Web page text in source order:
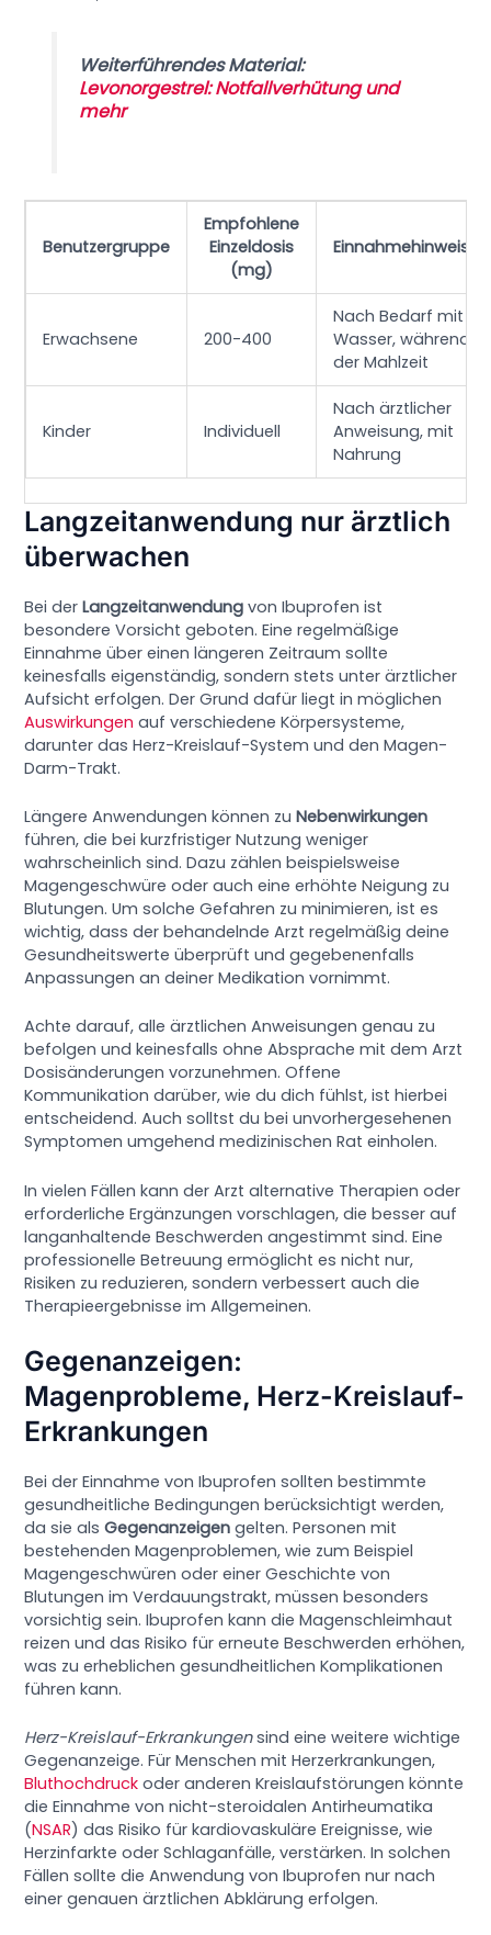
Weiterführendes Material:
Levonorgestrel: Notfallverhütung und
mehr
Benutzergruppe
Empfohlene
Einzeldosis
(mg)
Einnahmehinweise
Erwachsene 200-400
Nach Bedarf mit
Wasser, während
der Mahlzeit
Kinder Individuell
Nach ärztlicher
Anweisung, mit
Nahrung
Langzeitanwendung nur ärztlich
überwachen
Bei derLangzeitanwendung von Ibuprofen ist
besondere Vorsicht geboten. Eine regelmäßige
Einnahme über einen längeren Zeitraum sollte
keinesfalls eigenständig, sondern stets unter ärztlicher
Aufsicht erfolgen. Der Grund dafür liegt in möglichen
Auswirkungen auf verschiedene Körpersysteme,
darunter das Herz-Kreislauf-System und den Magen-
Darm-Trakt.
Längere Anwendungen können zuNebenwirkungen
führen, die bei kurzfristiger Nutzung weniger
wahrscheinlich sind. Dazu zählen beispielsweise
Magengeschwüre oder auch eine erhöhte Neigung zu
Blutungen. Um solche Gefahren zu minimieren, ist es
wichtig, dass der behandelnde Arzt regelmäßig deine
Gesundheitswerte überprüft und gegebenenfalls
Anpassungen an deiner Medikation vornimmt.
Achte darauf, alle ärztlichen Anweisungen genau zu
befolgen und keinesfalls ohne Absprache mit dem Arzt
Dosisänderungen vorzunehmen. Offene
Kommunikation darüber, wie du dich fühlst, ist hierbei
entscheidend. Auch solltst du bei unvorhergesehenen
Symptomen umgehend medizinischen Rat einholen.
In vielen Fällen kann der Arzt alternative Therapien oder
erforderliche Ergänzungen vorschlagen, die besser auf
langanhaltende Beschwerden angestimmt sind. Eine
professionelle Betreuung ermöglicht es nicht nur,
Risiken zu reduzieren, sondern verbessert auch die
Therapieergebnisse im Allgemeinen.
Gegenanzeigen:
Magenprobleme, Herz-Kreislauf-
Erkrankungen
Bei der Einnahme von Ibuprofen sollten bestimmte
gesundheitliche Bedingungen berücksichtigt werden,
da sie alsGegenanzeigen gelten. Personen mit
bestehenden Magenproblemen, wie zum Beispiel
Magengeschwüren oder einer Geschichte von
Blutungen im Verdauungstrakt, müssen besonders
vorsichtig sein. Ibuprofen kann die Magenschleimhaut
reizen und das Risiko für erneute Beschwerden erhöhen,
was zu erheblichen gesundheitlichen Komplikationen
führen kann.
Herz-Kreislauf-Erkrankungensind eine weitere wichtige
Gegenanzeige. Für Menschen mit Herzerkrankungen,
Bluthochdruck oder anderen Kreislaufstörungen könnte
die Einnahme von nicht-steroidalen Antirheumatika
(NSAR) das Risiko für kardiovaskuläre Ereignisse, wie
Herzinfarkte oder Schlaganfälle, verstärken. In solchen
Fällen sollte die Anwendung von Ibuprofen nur nach
einer genauen ärztlichen Abklärung erfolgen.